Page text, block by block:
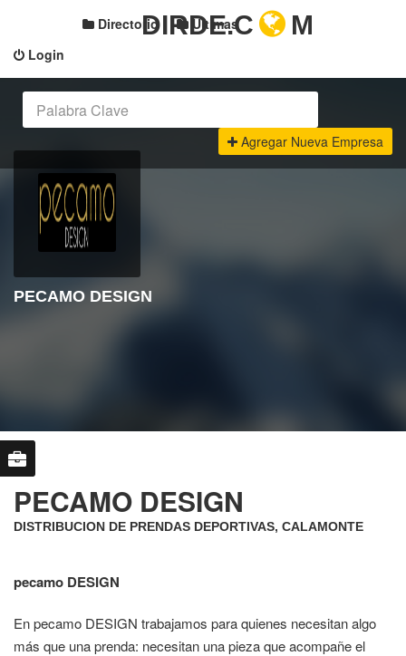
Login
Directorio Últimas
DIRDE.C M
Agregar Nueva Empresa
PECAMO DESIGN
PECAMO DESIGN
DISTRIBUCION DE PRENDAS DEPORTIVAS, CALAMONTE
pecamo DESIGN
En pecamo DESIGN trabajamos para quienes necesitan algo
más que una prenda: necesitan una pieza que acompañe el